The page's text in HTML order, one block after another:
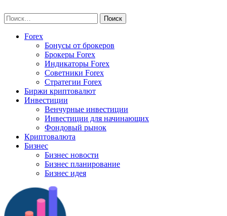
to
content
Найти:
Forex
Бонусы от брокеров
Брокеры Forex
Индикаторы Forex
Советники Forex
Стратегии Forex
Биржи криптовалют
Инвестиции
Венчурные инвестиции
Инвестиции для начинающих
Фондовый рынок
Криптовалюта
Бизнес
Бизнес новости
Бизнес планирование
Бизнес идея